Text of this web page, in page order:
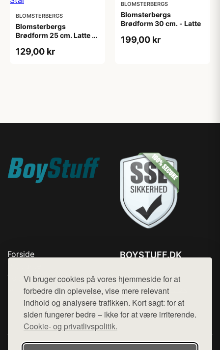
Vi bruger cookies på vores hjemmeside for at
forbedre din oplevelse, vise mere relevant
indhold og analysere trafikken. Kort sagt: for at
siden fungerer bedre – ikke for at være irriterende.
Cookie- og privatlivspolitik.
BLOMSTERBERGS
Blomsterbergs
Brødform 25 cm. Latte -
129,00 kr
BLOMSTERBERGS
Blomsterbergs
Brødform 30 cm. - Latte
199,00 kr
Forside
Top Rabatter
Kontakt
BOYSTUFF.DK
Mail: hej@want.dk
Cookie- og privatlivspolitik